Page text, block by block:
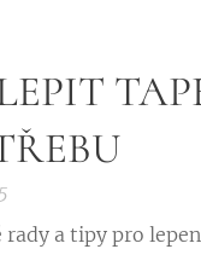
rady a tipy pro